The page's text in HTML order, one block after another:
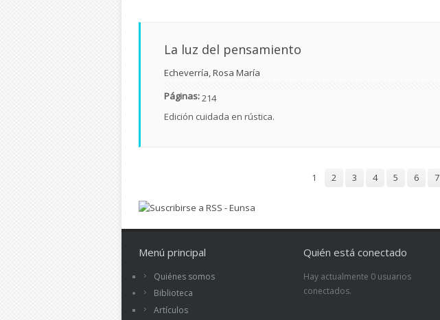
La luz del pensamiento
Echeverría, Rosa María
Páginas:214
Edición cuidada en rústica.
1 2 3 4 5 6 7
Menú principal
Quiénes somos
Biblioteca
Artículos
Quién está conectado
Hay actualmente 0 usuarios
conectados.